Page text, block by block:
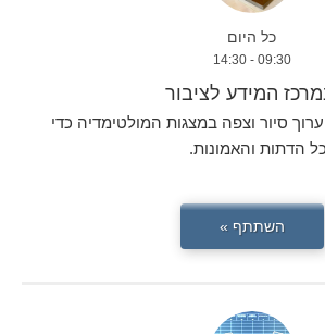
כל היום
09:30 - 14:30
המידע לציבור
ערוך סיור וצפה במצגות המולטימדיה כדי
הדתות והאמונות.
השתתף »